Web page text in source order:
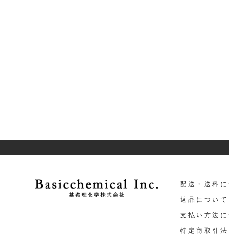
配送・送料に
返品について
支払い方法に
特定商取引